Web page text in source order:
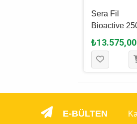
Sera Fil
Bioactive
Akvaryum Dış
Filtre
₺13.575,00
E-BÜLTEN